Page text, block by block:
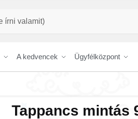
A kedvencek Ügyfélközpont
Tappancs mintás